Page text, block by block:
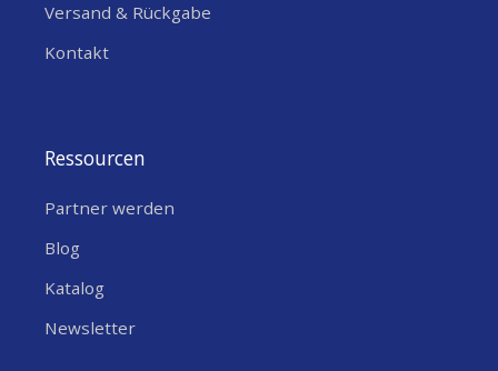
Wie ist das Explore IoT Kit aufgebaut?
für-Schritt-Anleitung zur Konfiguration der IoT-Cloud und zur
Schüler ein funktionales Projekt, mit dem sie verschiedene
Experimente durchführen können. Am Ende jeder Aktivität
können die Schüler ihr Wissen auf die nächste Stufe bringen und
Versand & Rückgabe
Kontakt
Ressourcen
Partner werden
Blog
Katalog
Newsletter